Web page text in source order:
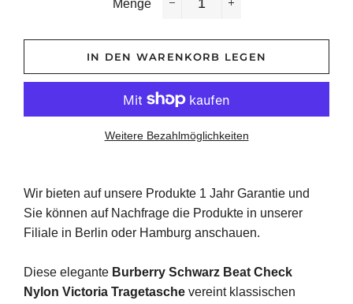
Menge
IN DEN WARENKORB LEGEN
Weitere Bezahlmöglichkeiten
Wir bieten auf unsere Produkte 1 Jahr Garantie und
Sie können auf Nachfrage die Produkte in unserer
Filiale in Berlin oder Hamburg anschauen.
Diese elegante Burberry Schwarz Beat Check
Nylon Victoria Tragetasche vereint klassischen